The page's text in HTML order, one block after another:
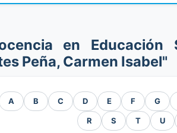
en
Peña, Carmen Isabel"
A B C D E F G
R S T U